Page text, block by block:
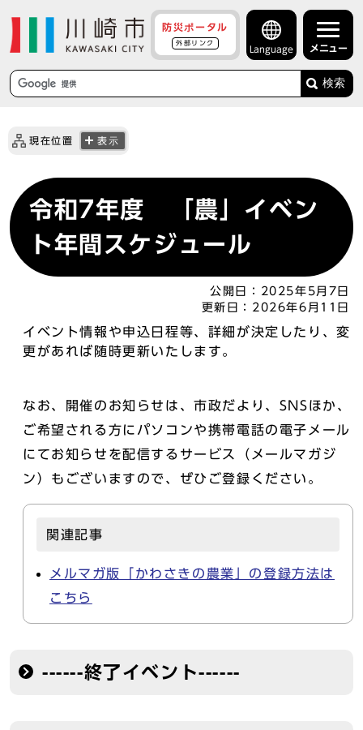
防災ポータル
外部リンク
Language メニュー
検索
現在位置 表示
令和7年度 「農」イベン
ト年間スケジュール
公開日：
2025年5月7日
更新日： 2026年6月11日
イベント情報や申込日程等、詳細が決定したり、変
更があれば随時更新いたします。
なお、開催のお知らせは、市政だより、SNSほか、
ご希望される方にパソコンや携帯電話の電子メール
にてお知らせを配信するサービス（メールマガジ
ン）もございますので、ぜひご登録ください。
関連記事
メルマガ版「かわさきの農業」の登録方法は
こちら
------終了イベント------